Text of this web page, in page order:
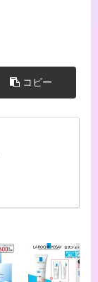
コピー